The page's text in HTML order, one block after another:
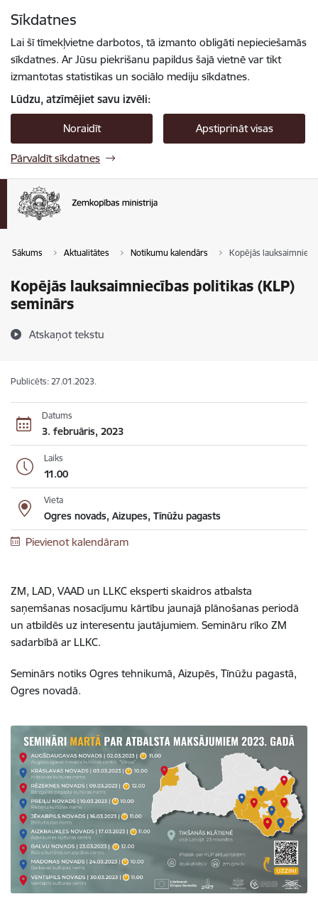
Sīkdatnes
Lai šī tīmekļvietne darbotos, tā izmanto obligāti nepieciešamās
sīkdatnes. Ar Jūsu piekrišanu papildus šajā vietnē var tikt
izmantotas statistikas un sociālo mediju sīkdatnes.
Lūdzu, atzīmējiet savu izvēli:
Noraidīt Apstiprināt visas
Pārvaldīt sīkdatnes
Sākums Aktualitātes Notikumu kalendārs Kopējās
Kopējās lauksaimniecības politikas (KLP)
seminārs
Atskaņot tekstu
Publicēts: 27.01.2023.
Datums
3. februāris, 2023
Laiks
11.00
Vieta
Ogres novads, Aizupes, Tīnūžu pagasts
Pievienot kalendāram
ZM, LAD, VAAD un LLKC eksperti skaidros atbalsta
saņemšanas nosacījumu kārtību jaunajā plānošanas periodā
un atbildēs uz interesentu jautājumiem. Semināru rīko ZM
sadarbībā ar LLKC.
Seminārs notiks Ogres tehnikumā, Aizupēs, Tīnūžu pagastā,
Ogres novadā.